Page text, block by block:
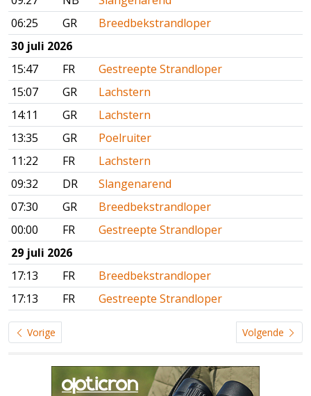
06:25
GR
Breedbekstrandloper
30 juli 2026
15:47
FR
Gestreepte Strandloper
15:07
GR
Lachstern
14:11
GR
Lachstern
13:35
GR
Poelruiter
11:22
FR
Lachstern
09:32
DR
Slangenarend
07:30
GR
Breedbekstrandloper
00:00
FR
Gestreepte Strandloper
29 juli 2026
17:13
FR
Breedbekstrandloper
17:13
FR Gestreepte Strandloper
Vorige Volgende